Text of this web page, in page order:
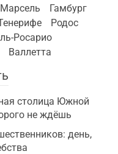
Марсель
Гамбург
Родос
Росарио
Валлетта
столица Южной
не ждёшь
день,